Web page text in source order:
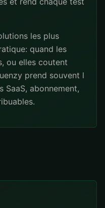
les plus
quand les
ou elles coutent
prend souvent l
SaaS, abonnement,